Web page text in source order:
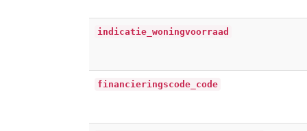
indicatie_woningvoorraad
financieringscode_code